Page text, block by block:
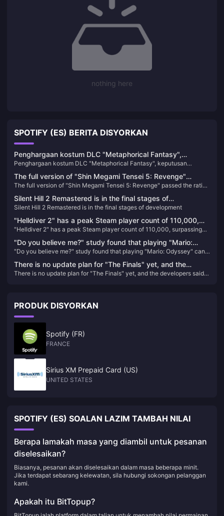
nothing here
SPOTIFY (ES) BERITA DISYORKAN
Penghargaan kostum DLC "Metaphorical Fantasy",
keputusan pengeluaran tokoh watak "Gallika" dan
"Hulkenberg"
Penghargaan kostum DLC "Metaphorical Fantasy", keputusan
The full version of "Shin Megami Tensei 5: Revenge"
passed the rating in South Korea
The full version of "Shin Megami Tensei 5: Revenge" passed the rating
Silent Hill 2 Remastered is in the final stages of
development
Silent Hill 2 Remastered is in the final stages of development
"Helldiver 2" has a peak Steam player count of 110,000,
surpassing "God of War" to become the most popular PS
game on PC
"Helldiver 2" has a peak Steam player count of 110,000, surpassing
"Do you believe me?" study found that playing "Mario:
Odyssey" can help reduce symptoms of depression
"Do you believe me?" study found that playing "Mario: Odyssey" can
There is no update plan for "The Finals" yet, and the
developers said they don't want to make promises they
There is no update plan for "The Finals" yet, and the developers said
PRODUK DISYORKAN
Spotify (FR)
FRANCE
Sirius XM Prepaid Card (US)
UNITED STATES
SPOTIFY (ES) SOALAN LAZIM TAMBAH NILAI
Berapa lamakah masa yang diambil untuk pesanan
diselesaikan?
Biasanya, pesanan akan diselesaikan dalam masa beberapa minit.
Jika terdapat sebarang kelewatan, sila hubungi sokongan pelanggan
kami.
Apakah itu BitTopup?